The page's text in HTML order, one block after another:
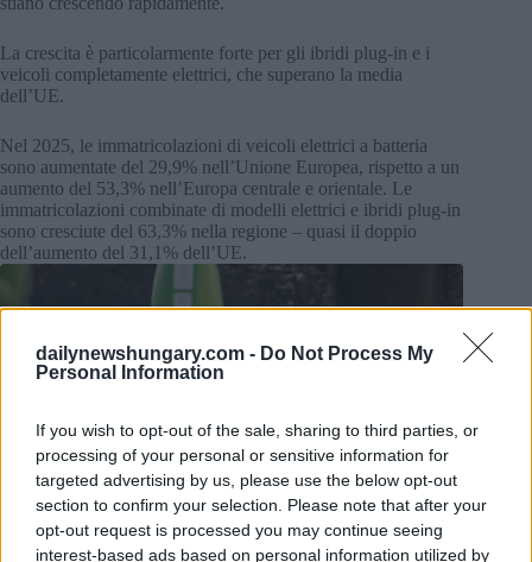
dailynewshungary.com - Do Not Process My
Personal Information
If you wish to opt-out of the sale, sharing to third parties, or
processing of your personal or sensitive information for
targeted advertising by us, please use the below opt-out
section to confirm your selection. Please note that after your
opt-out request is processed you may continue seeing
interest-based ads based on personal information utilized by
La crescita è particolarmente forte per gli ibridi plug-in e i
veicoli completamente elettrici, che superano la media
dell’UE.
Nel 2025, le immatricolazioni di veicoli elettrici a batteria
sono aumentate del 29,9% nell’Unione Europea, rispetto a un
aumento del 53,3% nell’Europa centrale e orientale. Le
immatricolazioni combinate di modelli elettrici e ibridi plug-in
sono cresciute del 63,3% nella regione – quasi il doppio
dell’aumento del 31,1% dell’UE.